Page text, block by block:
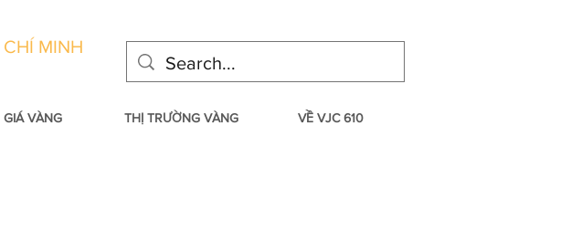
MINH
GIÁ VÀNG THỊ TRƯỜNG VÀNG VỀ VJC 610